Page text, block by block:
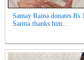
Samay Raina donates
Sarma thanks him...